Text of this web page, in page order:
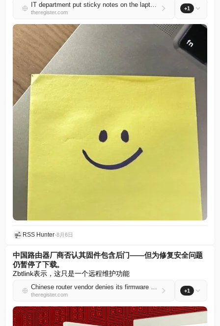
IT department put sticky notes on the laptops to help employees log in
theregister.com
+1
RSS Hunter•8月6日
中国路由器厂商否认其固件包含后门——但为修复安全问题
仍暂停了下载。
Zbtlink表示，这只是一个远程维护功能
Chinese router vendor denies its firmware contains backdoors – but pauses downloads to fix security issues anyway
theregister.com
+1